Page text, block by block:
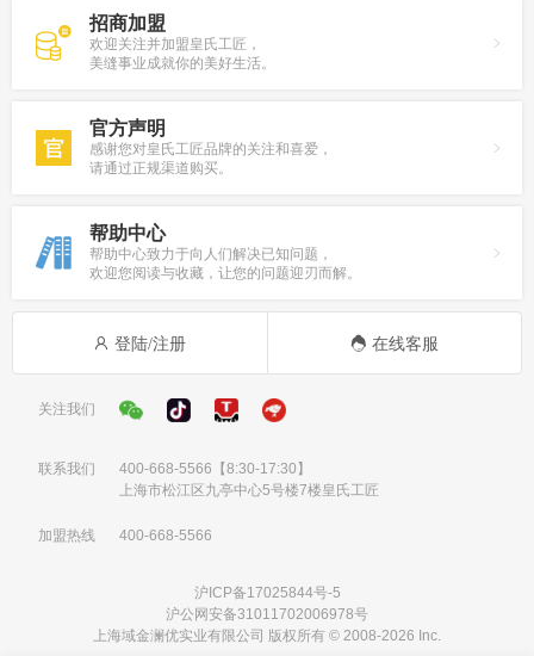
招商加盟
欢迎关注并加盟皇氏工匠，
美缝事业成就你的美好生活。
官方声明
感谢您对皇氏工匠品牌的关注和喜爱，
请通过正规渠道购买。
帮助中心
帮助中心致力于向人们解决已知问题，
欢迎您阅读与收藏，让您的问题迎刃而解。
登陆/注册 在线客服
关注我们
联系我们 400-668-5566 【8:30-17:30】
上海市松江区九亭中心5号楼7楼皇氏工匠
加盟热线 400-668-5566
沪ICP备17025844号-5
沪公网安备31011702006978号
上海域金澜优实业有限公司 版权所有 © 2008-2026 Inc.